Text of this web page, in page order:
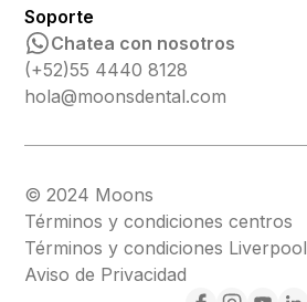
Soporte
Chatea con nosotros
(+52)55 4440 8128
hola@moonsdental.com
© 2024 Moons
Términos y condiciones centros
Términos y condiciones Liverpool
Aviso de Privacidad